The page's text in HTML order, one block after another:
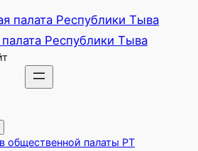
Республики Тыва
общественной палаты РТ